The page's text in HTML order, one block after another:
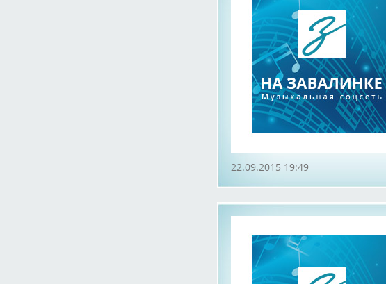
22.09.2015 19:49